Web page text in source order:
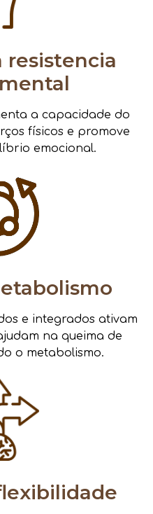
a capacidade do
físicos e promove
emocional.
e integrados ativam
na queima de
o metabolismo.